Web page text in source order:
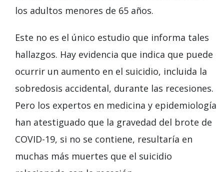
los adultos menores de 65 años.
Este no es el único estudio que informa tales
hallazgos. Hay evidencia que indica que puede
ocurrir un aumento en el suicidio, incluida la
sobredosis accidental, durante las recesiones.
Pero los expertos en medicina y epidemiología
han atestiguado que la gravedad del brote de
COVID-19, si no se contiene, resultaría en
muchas más muertes que el suicidio